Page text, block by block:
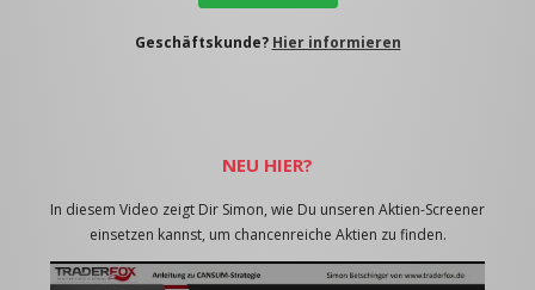
Geschäftskunde? Hier informieren
NEU HIER?
In diesem Video zeigt Dir Simon, wie Du unseren Aktien-Screener
einsetzen kannst, um chancenreiche Aktien zu finden.